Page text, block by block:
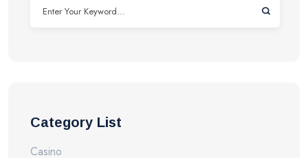
Category List
Casino